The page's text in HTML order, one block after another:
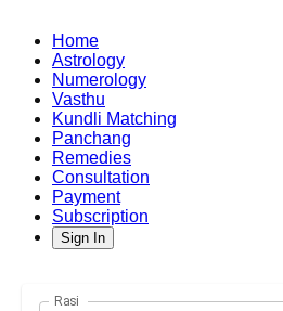
Home
Astrology
Numerology
Vasthu
Kundli Matching
Panchang
Remedies
Consultation
Payment
Subscription
Sign In
Rasi